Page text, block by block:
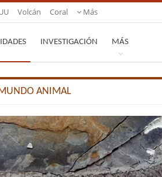
Volcán Coral Más
INVESTIGACIÓN MÁS
ANIMAL